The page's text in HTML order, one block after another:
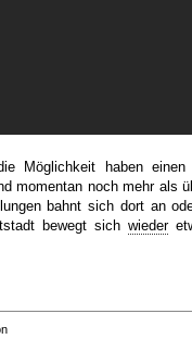
Möglichkeit haben
momentan noch mehr als
bahnt sich dort an
bewegt sich wieder